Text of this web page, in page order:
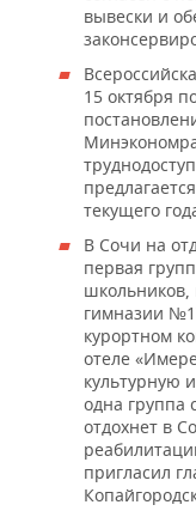
вывески и
15 октября
текущего
В Сочи на
первая
школьников,
гимназии
курортном
отеле
культурную
одна группа
отдохнет в
пригласил